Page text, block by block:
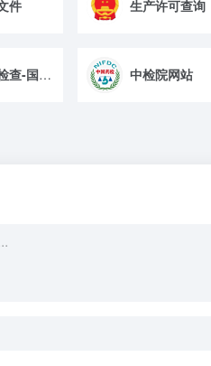
件 生产许可查询
化妆品飞行检查-国家药监局 中检院网站